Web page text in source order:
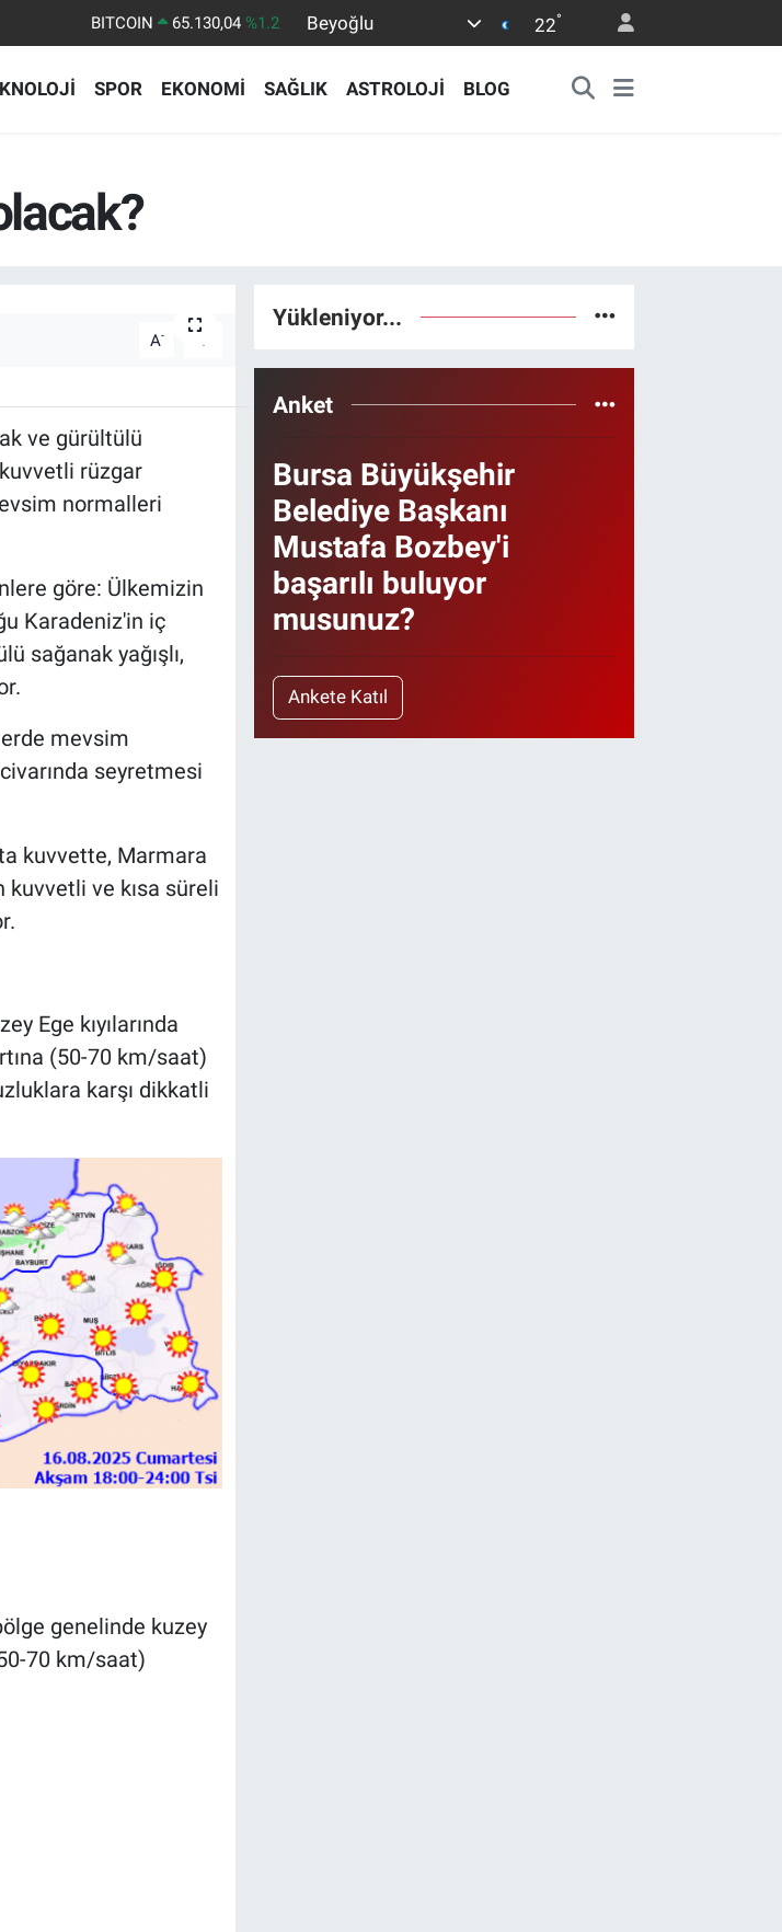
DOLAR
47,7106 %0.17
BİST100
Beyoğlu 22°
SPOR EKONOMİ SAĞLIK ASTROLOJİ BLOG
A-
ve gürültülü
kuvvetli rüzgar
normalleri
göre: Ülkemizin
Karadeniz'in iç
sağanak yağışlı,
mevsim
seyretmesi
kuvvette, Marmara
kuvvetli ve kısa süreli
Ege kıyılarında
(50-70 km/saat)
karşı dikkatli
genelinde kuzey
70 km/saat)
Yükleniyor...
Anket
Bursa Büyükşehir
Belediye Başkanı
Mustafa Bozbey'i
başarılı buluyor
musunuz?
Ankete Katıl